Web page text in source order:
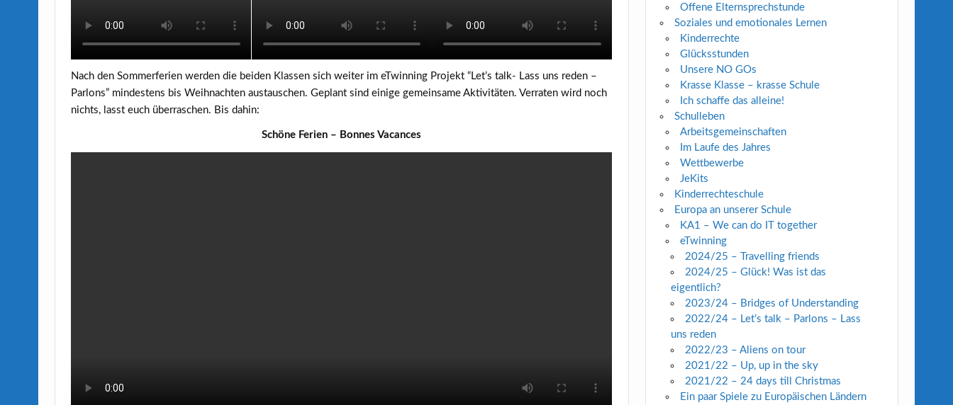
Nach den Sommerferien werden die beiden Klassen sich weiter im eTwinning Projekt “Let’s talk- Lass uns reden –
Parlons” mindestens bis Weihnachten austauschen. Geplant sind einige gemeinsame Aktivitäten. Verraten wird noch
nichts, lasst euch überraschen. Bis dahin:
Schöne Ferien – Bonnes Vacances
Offene Elternsprechstunde
Soziales und emotionales Lernen
Kinderrechte
Glücksstunden
Unsere NO GOs
Krasse Klasse – krasse Schule
Ich schaffe das alleine!
Schulleben
Arbeitsgemeinschaften
Im Laufe des Jahres
Wettbewerbe
JeKits
Kinderrechteschule
Europa an unserer Schule
KA1 – We can do IT together
eTwinning
2024/25 – Travelling friends
2024/25 – Glück! Was ist das
eigentlich?
2023/24 – Bridges of Understanding
2022/24 – Let’s talk – Parlons – Lass
uns reden
2022/23 – Aliens on tour
2021/22 – Up, up in the sky
2021/22 – 24 days till Christmas
Ein paar Spiele zu Europäischen Ländern